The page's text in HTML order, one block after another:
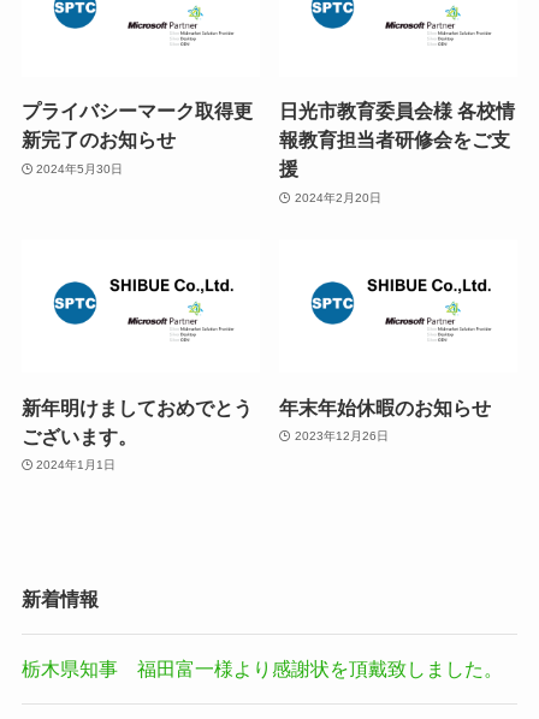
プライバシーマーク取得更
新完了のお知らせ
2024年5月30日
日光市教育委員会様 各校情
報教育担当者研修会をご支
援
2024年2月20日
新年明けましておめでとう
ございます。
2024年1月1日
年末年始休暇のお知らせ
2023年12月26日
新着情報
栃木県知事 福田富一様より感謝状を頂戴致しました。